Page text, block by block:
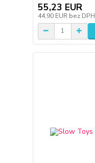
55,23 EUR
44,90 EUR bez DPH